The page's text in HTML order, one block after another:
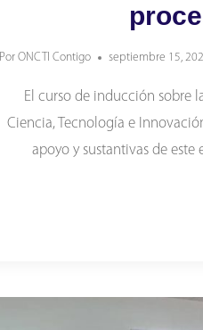
Por ONCTI Contigo septiembre 15,
El curso de inducción sobre
Ciencia, Tecnología e
apoyo y sustantivas de